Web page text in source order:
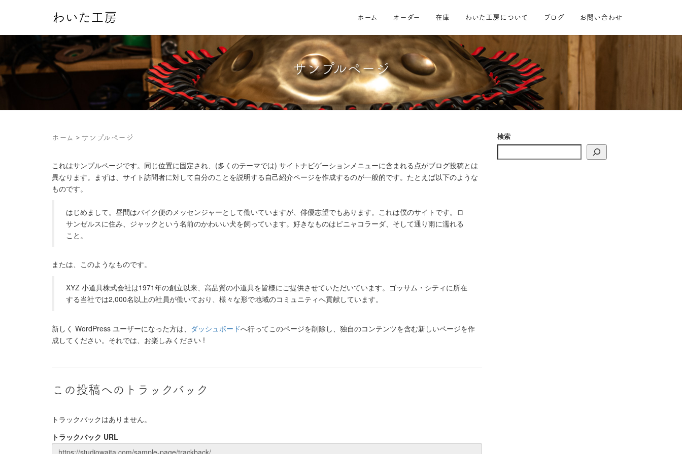
わいた工房 ホーム オーダー 在庫 わいた工房について ブログ お問い合わせ
サンプルページ
ホーム サンプルページ
これはサンプルページです。同じ位置に固定され、(多くのテーマでは) サイトナビゲーションメニューに含まれる点がブログ投稿とは
異なります。まずは、サイト訪問者に対して自分のことを説明する自己紹介ページを作成するのが一般的です。たとえば以下のような
ものです。
はじめまして。昼間はバイク便のメッセンジャーとして働いていますが、俳優志望でもあります。これは僕のサイトです。ロ
サンゼルスに住み、ジャックという名前のかわいい犬を飼っています。好きなものはピニャコラーダ、そして通り雨に濡れる
こと。
または、このようなものです。
XYZ 小道具株式会社は1971年の創立以来、高品質の小道具を皆様にご提供させていただいています。ゴッサム・シティに所在
する当社では2,000名以上の社員が働いており、様々な形で地域のコミュニティへ貢献しています。
新しく WordPress ユーザーになった方は、 ダッシュボードへ行ってこのページを削除し、独自のコンテンツを含む新しいページを作
成してください。それでは、お楽しみください !
この投稿へのトラックバック
トラックバックはありません。
トラックバック URL
検索